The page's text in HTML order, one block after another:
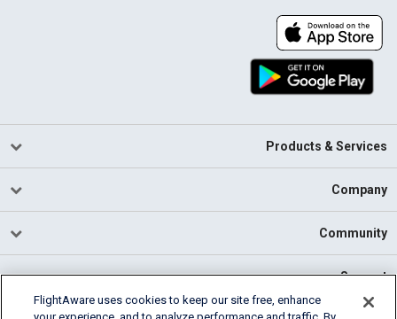
Products & Services
Company
Community
Support
FlightAware uses cookies to keep our site free, enhance